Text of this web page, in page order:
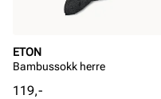
ETON
Bambussokk herre
Pris
119,-